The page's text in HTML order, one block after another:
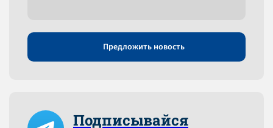
Предложить новость
Подписывайся